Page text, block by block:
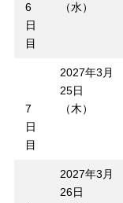
6
日
目
（水）
7
日
目
2027年3月
25日
（木）
2027年3月
26日